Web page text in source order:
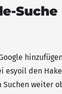
Suche
esyoil den
Suchen weiter